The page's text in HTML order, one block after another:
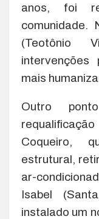
anos, foi
comunidade.
(Teotônio
intervenções
mais
Outro
Coqueiro,
estrutural,
ar-
Isabel
instalado um